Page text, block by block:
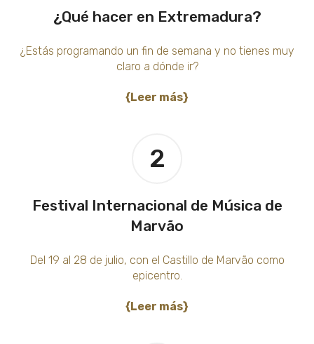
¿Qué hacer en Extremadura?
¿Estás programando un fin de semana y no tienes muy
claro a dónde ir?
{Leer más}
2
Festival Internacional de Música de
Marvão
Del 19 al 28 de julio, con el Castillo de Marvão como
epicentro.
{Leer más}